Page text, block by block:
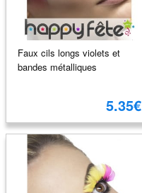
Faux cils longs violets et
bandes métalliques
5.35€